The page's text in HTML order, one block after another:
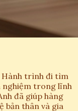
Hành trình đi tìm
nghiệm trong lĩnh
đã giúp hàng
bản thân và gia